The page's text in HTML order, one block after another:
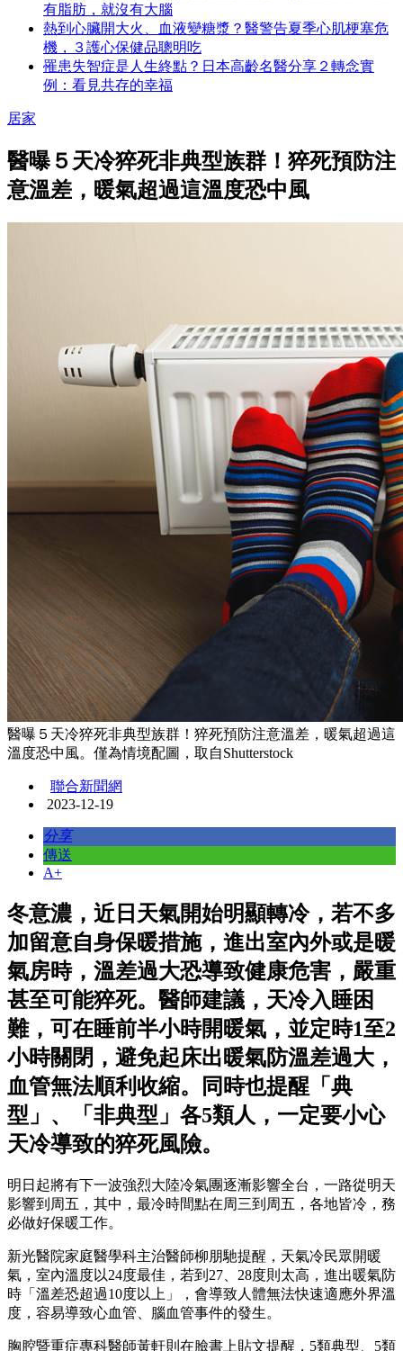
有脂肪，就沒有大腦
熱到心臟開大火、血液變糖漿？醫警告夏季心肌梗塞危
機，３護心保健品聰明吃
罹患失智症是人生終點？日本高齡名醫分享２轉念實
例：看見共存的幸福
居家
醫曝５天冷猝死非典型族群！猝死預防注
意溫差，暖氣超過這溫度恐中風
醫曝５天冷猝死非典型族群！猝死預防注意溫差，暖氣超過這
溫度恐中風。僅為情境配圖，取自Shutterstock
聯合新聞網
2023-12-19
分享
傳送
A+
冬意濃，近日天氣開始明顯轉冷，若不多
加留意自身保暖措施，進出室內外或是暖
氣房時，溫差過大恐導致健康危害，嚴重
甚至可能猝死。醫師建議，天冷入睡困
難，可在睡前半小時開暖氣，並定時1至2
小時關閉，避免起床出暖氣防溫差過大，
血管無法順利收縮。同時也提醒「典
型」、「非典型」各5類人，一定要小心
天冷導致的猝死風險。
明日起將有下一波強烈大陸冷氣團逐漸影響全台，一路從明天
影響到周五，其中，最冷時間點在周三到周五，各地皆冷，務
必做好保暖工作。
新光醫院家庭醫學科主治醫師柳朋馳提醒，天氣冷民眾開暖
氣，室內溫度以24度最佳，若到27、28度則太高，進出暖氣防
時「溫差恐超過10度以上」，會導致人體無法快速適應外界溫
度，容易導致心血管、腦血管事件的發生。
胸腔暨重症專科醫師黃軒則在臉書上貼文提醒，5類典型、5類